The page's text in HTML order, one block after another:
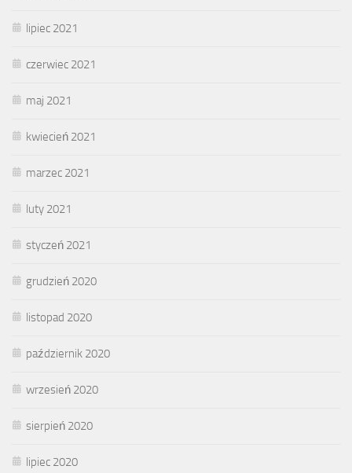
lipiec 2021
czerwiec 2021
maj 2021
kwiecień 2021
marzec 2021
luty 2021
styczeń 2021
grudzień 2020
listopad 2020
październik 2020
wrzesień 2020
sierpień 2020
lipiec 2020